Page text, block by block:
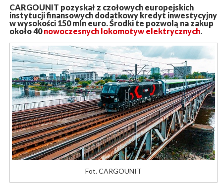
CARGOUNIT pozyskał z czołowych europejskich
instytucji finansowych dodatkowy kredyt inwestycyjny
w wysokości 150 mln euro. Środki te pozwolą na zakup
około 40nowoczesnych lokomotyw elektrycznych.
Fot. CARGOUNIT